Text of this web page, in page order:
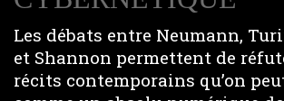
Les débats entre Neumann,
et Shannon permettent de
récits contemporains qu’on